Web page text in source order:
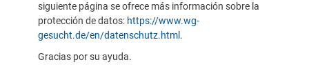
siguiente página se ofrece más información sobre la
protección de datos: https://www.wg-
gesucht.de/en/datenschutz.html .
Gracias por su ayuda.